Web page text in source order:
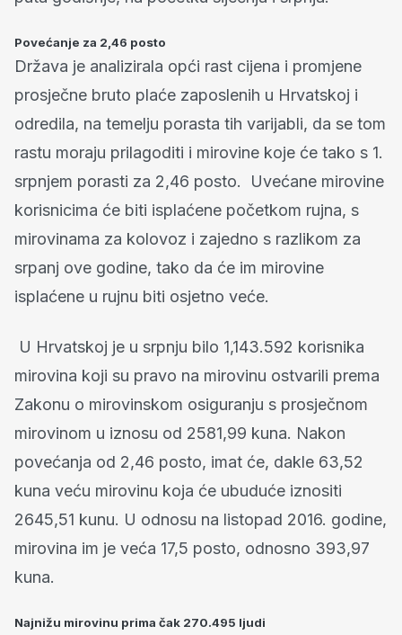
Povećanje za 2,46 posto
Država je analizirala opći rast cijena i promjene
prosječne bruto plaće zaposlenih u Hrvatskoj i
odredila, na temelju porasta tih varijabli, da se tom
rastu moraju prilagoditi i mirovine koje će tako s 1.
srpnjem porasti za 2,46 posto. Uvećane mirovine
korisnicima će biti isplaćene početkom rujna, s
mirovinama za kolovoz i zajedno s razlikom za
srpanj ove godine, tako da će im mirovine
isplaćene u rujnu biti osjetno veće.
U Hrvatskoj je u srpnju bilo 1,143.592 korisnika
mirovina koji su pravo na mirovinu ostvarili prema
Zakonu o mirovinskom osiguranju s prosječnom
mirovinom u iznosu od 2581,99 kuna. Nakon
povećanja od 2,46 posto, imat će, dakle 63,52
kuna veću mirovinu koja će ubuduće iznositi
2645,51 kunu. U odnosu na listopad 2016. godine,
mirovina im je veća 17,5 posto, odnosno 393,97
kuna.
Najnižu mirovinu prima čak 270.495 ljudi